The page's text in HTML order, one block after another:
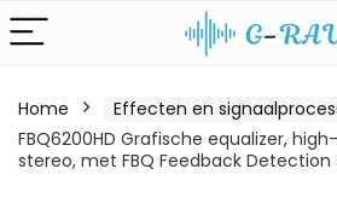
Home Effecten en
FBQ6200HD Grafische equalizer,
stereo, met FBQ Feedback